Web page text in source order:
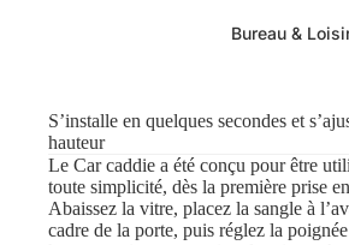
Bureau &
S’installe en quelques secondes et
hauteur
Le Car caddie a été conçu pour être
toute simplicité, dès la première prise
Abaissez la vitre, placez la sangle à
cadre de la porte, puis réglez la